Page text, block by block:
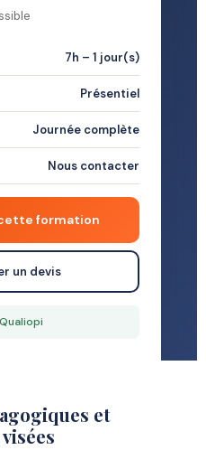
7h – 1 jour(s)
Présentiel
Journée complète
Nous contacter
formation
un devis
et